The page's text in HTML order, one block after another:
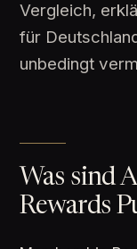
Vergleich,
für
unbedingt
Was sind
Rewards